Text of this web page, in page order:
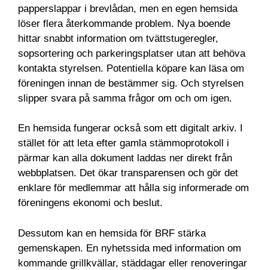
papperslappar i brevlådan, men en egen hemsida
löser flera återkommande problem. Nya boende
hittar snabbt information om tvättstugeregler,
sopsortering och parkeringsplatser utan att behöva
kontakta styrelsen. Potentiella köpare kan läsa om
föreningen innan de bestämmer sig. Och styrelsen
slipper svara på samma frågor om och om igen.
En hemsida fungerar också som ett digitalt arkiv. I
stället för att leta efter gamla stämmoprotokoll i
pärmar kan alla dokument laddas ner direkt från
webbplatsen. Det ökar transparensen och gör det
enklare för medlemmar att hålla sig informerade om
föreningens ekonomi och beslut.
Dessutom kan en hemsida för BRF stärka
gemenskapen. En nyhetssida med information om
kommande grillkvällar, städdagar eller renoveringar